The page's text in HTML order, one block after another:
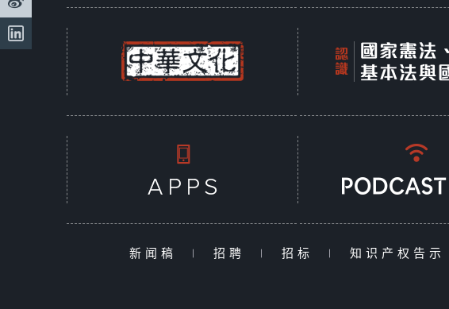
新闻稿 | 招聘 | 招标 | 知识产权告示